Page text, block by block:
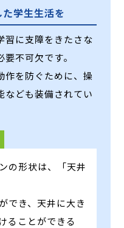
学生生活を
習に支障をきたさな
不可欠です。
作を防ぐために、操
なども装備されてい
の形状は、「天井
でき、天井に大き
ることができる